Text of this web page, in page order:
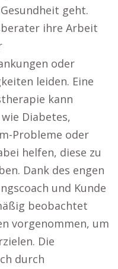
geht.
ihre Arbeit
oder
leiden. Eine
kann
Diabetes,
Probleme oder
helfen, diese zu
Dank des engen
und Kunde
beobachtet
vorgenommen, um
Die
durch